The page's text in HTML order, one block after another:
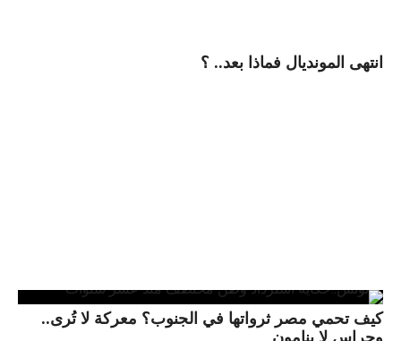
انتهى المونديال فماذا بعد.. ؟
كيف تحمي مصر ثرواتها في الجنوب؟ معركة لا تُرى..
وحراس لا ينامون